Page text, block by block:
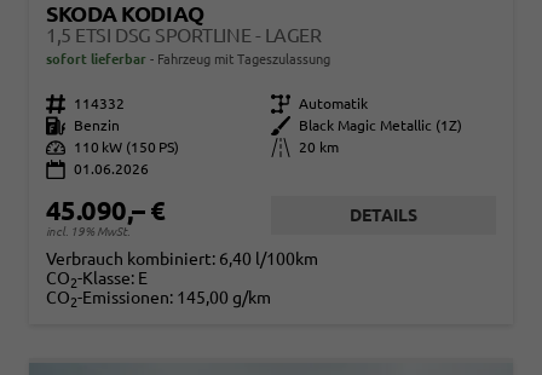
SKODA KODIAQ
1,5 ETSI DSG SPORTLINE - LAGER
sofort lieferbar Fahrzeug mit Tageszulassung
Fahrzeugnr. 114332 Getriebe Automatik
Kraftstoff
Benzin Außenfarbe
Black Magic Metallic (1Z)
Leistung
110 kW (150 PS) Kilometerstand
20 km
01.06.2026
45.090,– €
incl. 19% MwSt.
DETAILS
Verbrauch kombiniert: 6,40 l/100km
CO2-Klasse: E
CO2-Emissionen: 145,00 g/km